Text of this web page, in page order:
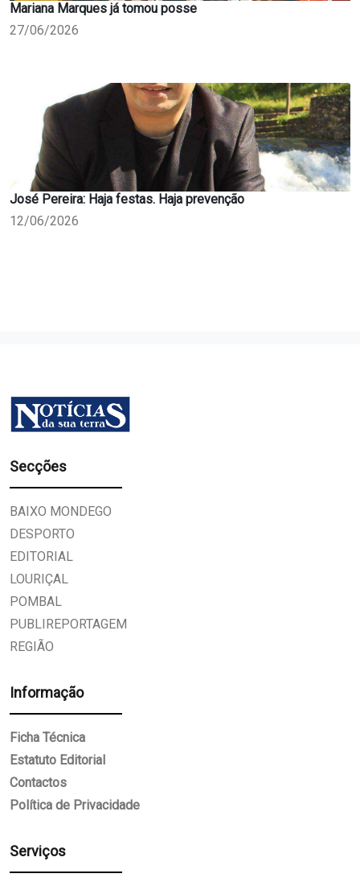
Mariana Marques já tomou posse
27/06/2026
José Pereira: Haja festas. Haja prevenção
12/06/2026
Secções
BAIXO MONDEGO
DESPORTO
EDITORIAL
LOURIÇAL
POMBAL
PUBLIREPORTAGEM
REGIÃO
Informação
Ficha Técnica
Estatuto Editorial
Contactos
Política de Privacidade
Serviços